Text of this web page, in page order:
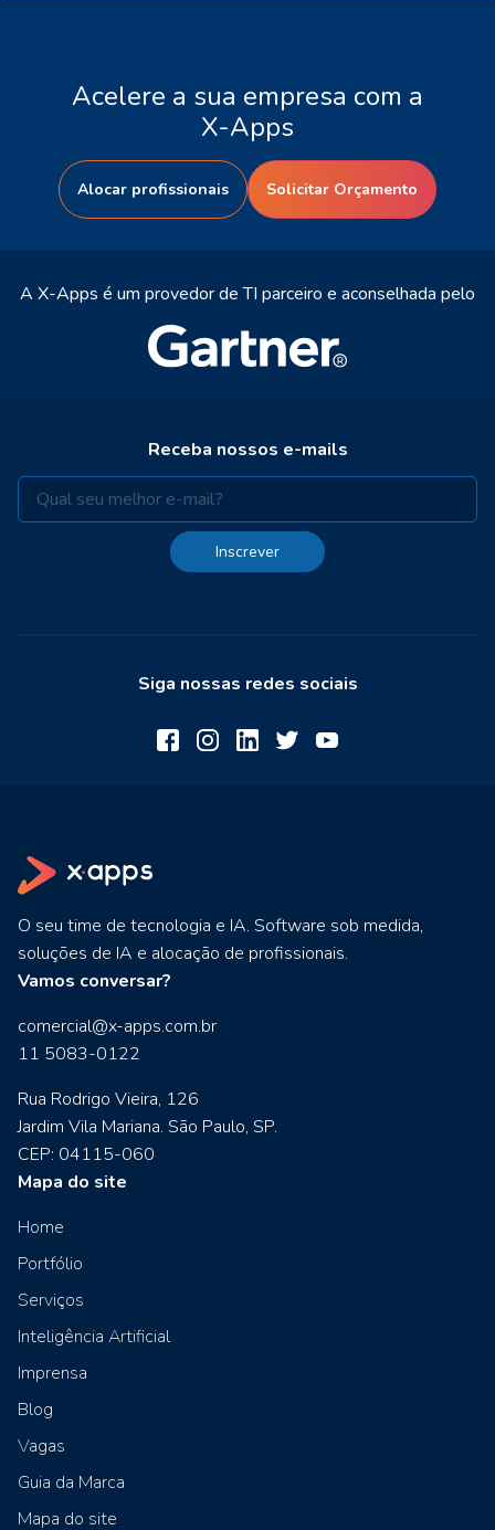
Acelere a sua empresa com a
X-Apps
Alocar profissionais Solicitar Orçamento
A X-Apps é um provedor de TI parceiro e aconselhada pelo
Receba nossos e-mails
Inscrever
Siga nossas redes sociais
O seu time de tecnologia e IA. Software sob medida,
soluções de IA e alocação de profissionais.
Vamos conversar?
comercial@x-apps.com.br
11 5083-0122
Rua Rodrigo Vieira, 126
Jardim Vila Mariana. São Paulo, SP.
CEP: 04115-060
Mapa do site
Home
Portfólio
Serviços
Inteligência Artificial
Imprensa
Blog
Vagas
Guia da Marca
Mapa do site